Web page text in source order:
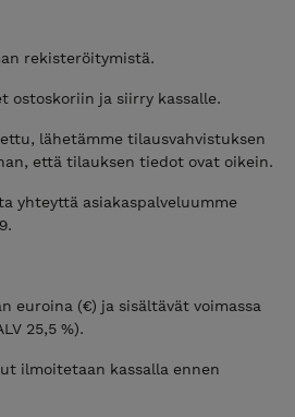
rekisteröitymistä.
ostoskoriin ja siirry kassalle.
lähetämme tilausvahvistuksen
että tilauksen tiedot ovat oikein.
yhteyttä asiakaspalveluumme
euroina (€) ja sisältävät voimassa
25,5 %).
ilmoitetaan kassalla ennen